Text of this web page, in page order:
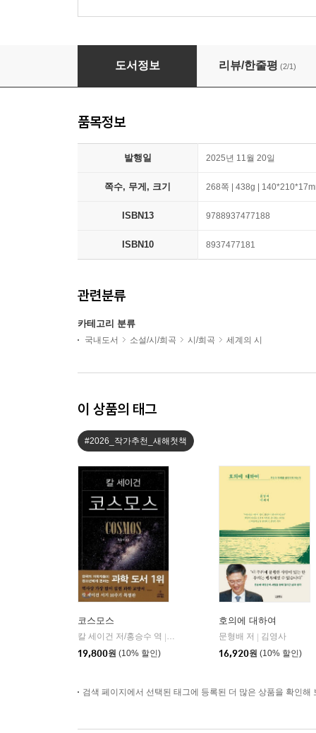
나는 긴장을 기르는 것 같아
도서정보 리뷰/한줄평 (2/1)
품목정보
발행일 2025년 11월 20일
쪽수, 무게, 크기 268쪽 | 438g |
ISBN13 9788937477188
ISBN10 8937477181
관련분류
카테고리 분류
국내도서 소설/시/희곡 시/희곡 세계의 시
이 상품의 태그
#2026_작가추천_새해첫책
코스모스
칼 세이건 저/홍승수 역
사이언스북스
19,800원 (10% 할인)
호의에 대하여
문형배 저
김영사
16,920원 (10% 할인)
검색 페이지에서 선택된 태그에 등록된 더 많은 상품을 확인해